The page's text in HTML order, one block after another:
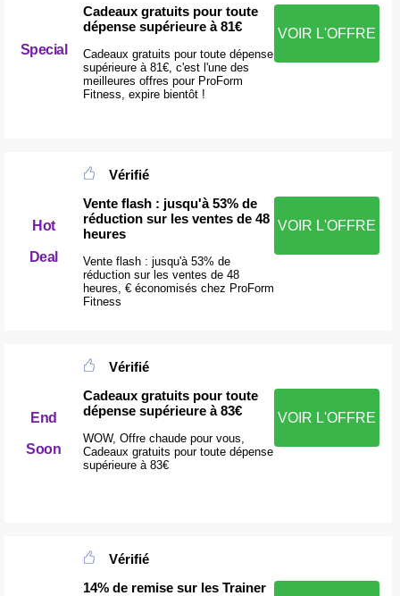
Special
Cadeaux gratuits pour toute
dépense supérieure à 81€
Cadeaux gratuits pour toute dépense
supérieure à 81€, c'est l'une des
meilleures offres pour ProForm
Fitness, expire bientôt !
VOIR L'OFFRE
Hot
Deal
Vérifié
Vente flash : jusqu'à 53% de
réduction sur les ventes de 48
heures
Vente flash : jusqu'à 53% de
réduction sur les ventes de 48
heures, € économisés chez ProForm
Fitness
VOIR L'OFFRE
End
Soon
Vérifié
Cadeaux gratuits pour toute
dépense supérieure à 83€
WOW, Offre chaude pour vous,
Cadeaux gratuits pour toute dépense
supérieure à 83€
VOIR L'OFFRE
Vérifié
14% de remise sur les Trainer